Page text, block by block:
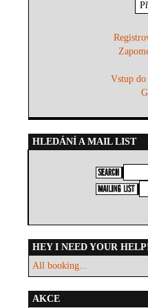
Vstup do
HLEDÁNÍ A MAIL LIST
HEY I NEED YOUR
All booking...
AKCE